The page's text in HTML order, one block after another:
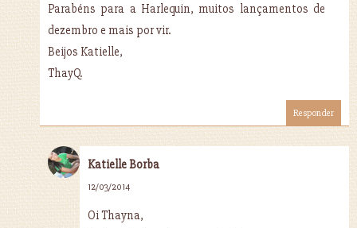
Parabéns para a Harlequin, muitos lançamentos de
dezembro e mais por vir.
Beijos Katielle,
ThayQ.
Responder
Katielle Borba
12/03/2014
Oi Thayna,